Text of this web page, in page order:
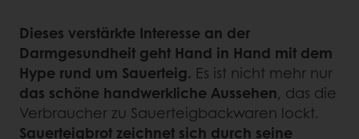
Dieses verstärkte Interesse an der
Darmgesundheit geht Hand in Hand mit dem
Hype rund um Sauerteig. Es ist nicht mehr nur
das schöne handwerkliche Aussehen, das die
Verbraucher zu Sauerteigbackwaren lockt.
Sauerteigbrot zeichnet sich durch seine